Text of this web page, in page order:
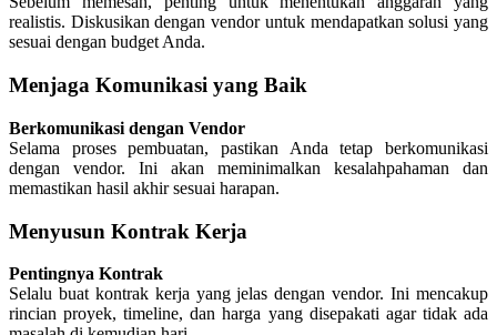
realistis. Diskusikan dengan vendor untuk mendapatkan solusi yang
sesuai dengan budget Anda.
Menjaga Komunikasi yang Baik
Berkomunikasi dengan Vendor
Selama proses pembuatan, pastikan Anda tetap berkomunikasi
dengan vendor. Ini akan meminimalkan kesalahpahaman dan
memastikan hasil akhir sesuai harapan.
Menyusun Kontrak Kerja
Pentingnya Kontrak
Selalu buat kontrak kerja yang jelas dengan vendor. Ini mencakup
rincian proyek, timeline, dan harga yang disepakati agar tidak ada